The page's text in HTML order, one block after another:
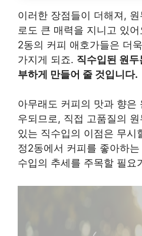
이러한 장점들이 더해져,
로도 큰 매력을 지니고 있
2동의 커피 애호가들은 더
가지게 되죠. 직수입된 원
부하게 만들어 줄 것입니다.
아무래도 커피의 맛과 향은
우되므로, 직접 고품질의
있는 직수입의 이점은 무시
정2동에서 커피를 좋아하
수입의 추세를 주목할 필요